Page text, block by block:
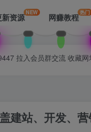
资源NEW 网赚教程热门
拉入会员群交流 收藏
建站、开发、